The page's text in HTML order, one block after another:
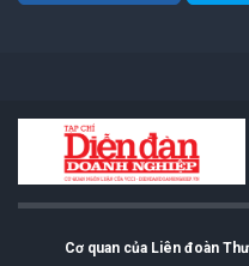
Cơ quan của Liên đoàn